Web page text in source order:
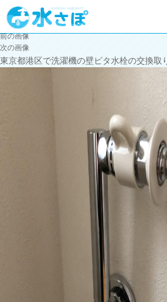
前の画像
次の画像
東京都港区で洗濯機の壁ピタ水栓の交換取